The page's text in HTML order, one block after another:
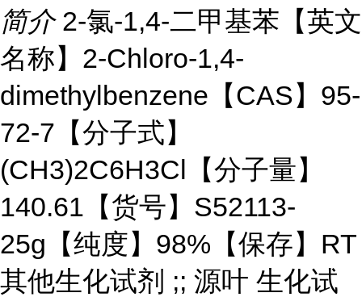
简介 2-氯-1,4-二甲基苯【英文
名称】2-Chloro-1,4-
dimethylbenzene【CAS】95-
72-7【分子式】
(CH3)2C6H3Cl【分子量】
140.61【货号】S52113-
25g【纯度】98%【保存】RT
其他生化试剂 ;; 源叶 生化试